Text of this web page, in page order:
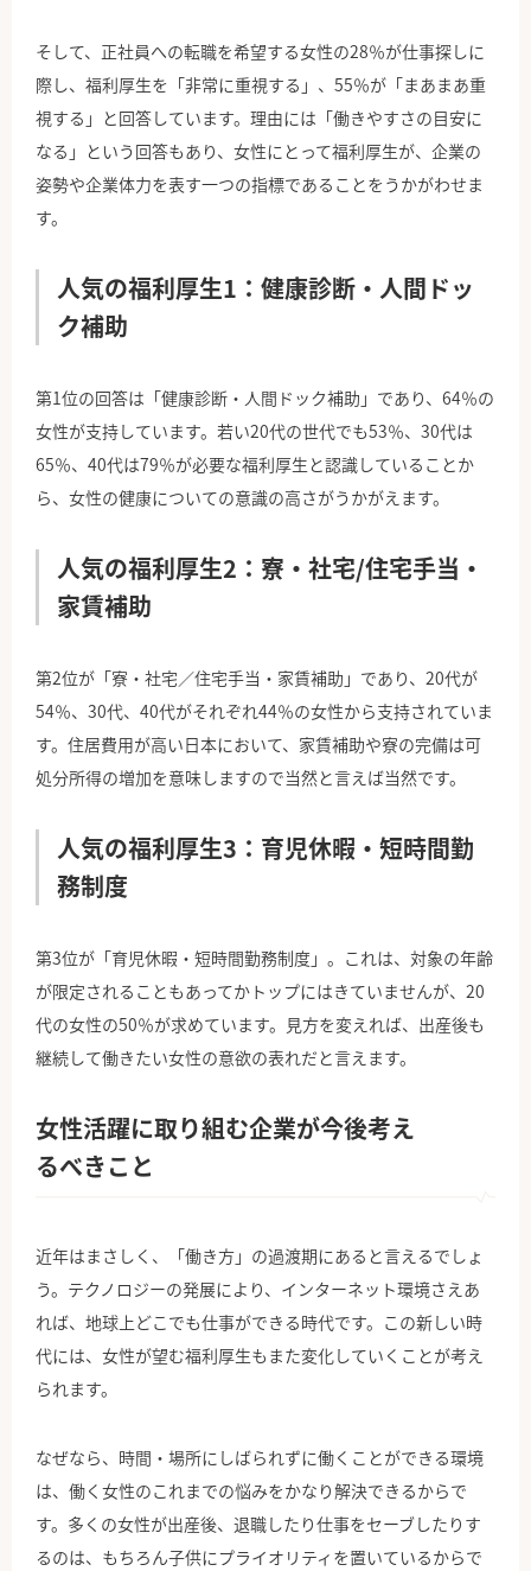
そして、正社員への転職を希望する女性の28％が仕事探しに
際し、福利厚生を「非常に重視する」、55％が「まあまあ重
視する」と回答しています。理由には「働きやすさの目安に
なる」という回答もあり、女性にとって福利厚生が、企業の
姿勢や企業体力を表す一つの指標であることをうかがわせま
す。
人気の福利厚生1 ：健康診断・人間ドッ
ク補助
第1位の回答は「健康診断・人間ドック補助」であり、64％の
女性が支持しています。若い20代の世代でも53％、30代は
65％、40代は79％が必要な福利厚生と認識していることか
ら、女性の健康についての意識の高さがうかがえます。
人気の福利厚生2 ：寮・社宅/住宅手当・
家賃補助
第2位が「寮・社宅／住宅手当・家賃補助」であり、20代が
54％、30代、40代がそれぞれ44％の女性から支持されていま
す。住居費用が高い日本において、家賃補助や寮の完備は可
処分所得の増加を意味しますので当然と言えば当然です。
人気の福利厚生3 ：育児休暇・短時間勤
務制度
第3位が「育児休暇・短時間勤務制度」。これは、対象の年齢
が限定されることもあってかトップにはきていませんが、20
代の女性の50％が求めています。見方を変えれば、出産後も
継続して働きたい女性の意欲の表れだと言えます。
女性活躍に取り組む企業が今後考え
るべきこと
近年はまさしく、「働き方」の過渡期にあると言えるでしょ
う。テクノロジーの発展により、インターネット環境さえあ
れば、地球上どこでも仕事ができる時代です。この新しい時
代には、女性が望む福利厚生もまた変化していくことが考え
られます。
なぜなら、時間・場所にしばられずに働くことができる環境
は、働く女性のこれまでの悩みをかなり解決できるからで
す。多くの女性が出産後、退職したり仕事をセーブしたりす
るのは、もちろん子供にプライオリティを置いているからで